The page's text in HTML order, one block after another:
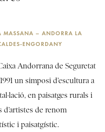
– ANDORRA LA
ENGORDANY
Andorrana de Seguretat
un simposi d’escultura a
en paisatges rurals i
d’artistes de renom
i paisatgístic.